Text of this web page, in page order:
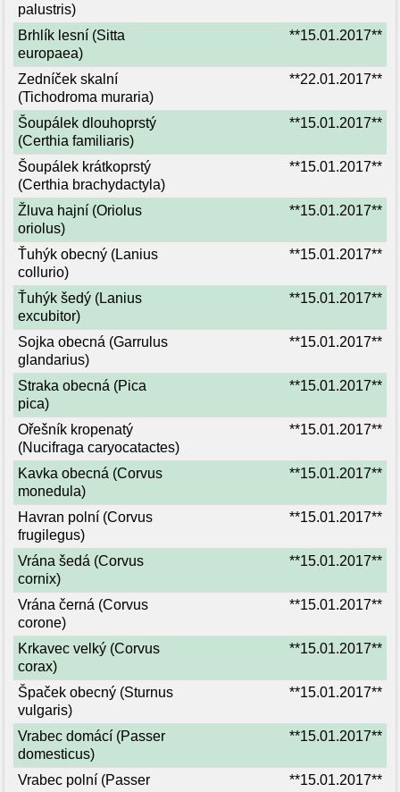
palustris)
Brhlík lesní (Sitta
europaea)
**15.01.2017**
Zedníček skalní
(Tichodroma muraria)
**22.01.2017**
Šoupálek dlouhoprstý
(Certhia familiaris)
**15.01.2017**
Šoupálek krátkoprstý
(Certhia brachydactyla)
**15.01.2017**
Žluva hajní (Oriolus
oriolus)
**15.01.2017**
Ťuhýk obecný (Lanius
collurio)
**15.01.2017**
Ťuhýk šedý (Lanius
excubitor)
**15.01.2017**
Sojka obecná (Garrulus
glandarius)
**15.01.2017**
Straka obecná (Pica
pica)
**15.01.2017**
Ořešník kropenatý
(Nucifraga caryocatactes)
**15.01.2017**
Kavka obecná (Corvus
monedula)
**15.01.2017**
Havran polní (Corvus
frugilegus)
**15.01.2017**
Vrána šedá (Corvus
cornix)
**15.01.2017**
Vrána černá (Corvus
corone)
**15.01.2017**
Krkavec velký (Corvus
corax)
**15.01.2017**
Špaček obecný (Sturnus
vulgaris)
**15.01.2017**
Vrabec domácí (Passer
domesticus)
**15.01.2017**
Vrabec polní (Passer
**15.01.2017**